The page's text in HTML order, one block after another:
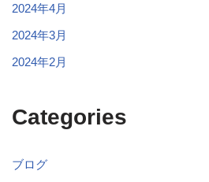
2024年4月
2024年3月
2024年2月
Categories
ブログ